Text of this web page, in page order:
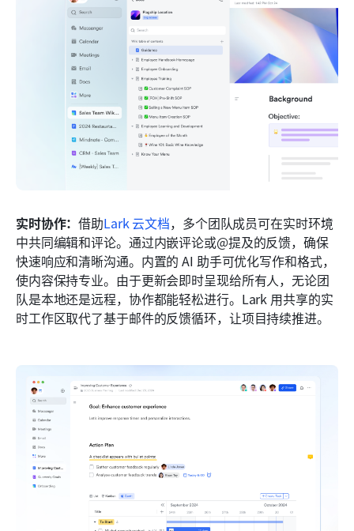
实时协作：借助Lark 云文档，多个团队成员可在实时环境
中共同编辑和评论。通过内嵌评论或@提及的反馈，确保
快速响应和清晰沟通。内置的 AI 助手可优化写作和格式，
使内容保持专业。由于更新会即时呈现给所有人，无论团
队是本地还是远程，协作都能轻松进行。Lark 用共享的实
时工作区取代了基于邮件的反馈循环，让项目持续推进。